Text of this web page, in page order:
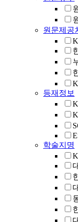
원문제공
등재정보
학술지명